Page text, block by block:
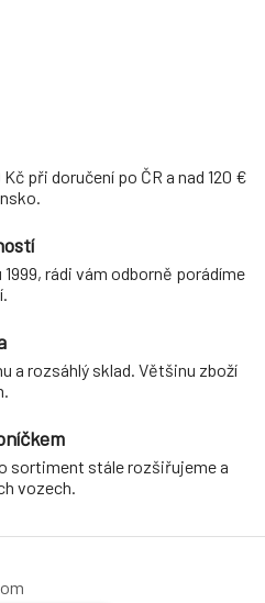
při doručení po ČR a nad 120 €
rádi vám odborně porádíme
a rozsáhlý sklad. Většinu zboží
sortiment stále rozšiřujeme a
vozech.